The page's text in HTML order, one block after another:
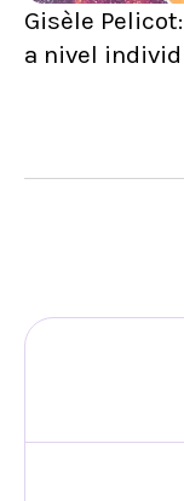
Gisèle
a nivel